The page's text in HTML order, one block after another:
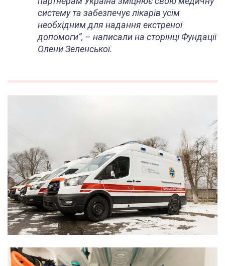
систему та забезпечує лікарів усім
необхідним для надання екстреної
допомоги”, – написали на сторінці Фундації
Олени Зеленської.